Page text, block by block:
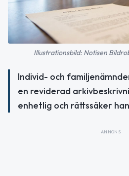
Illustrationsbild: Notisen
Individ- och
en reviderad
enhetlig och rättssäker
ANNONS